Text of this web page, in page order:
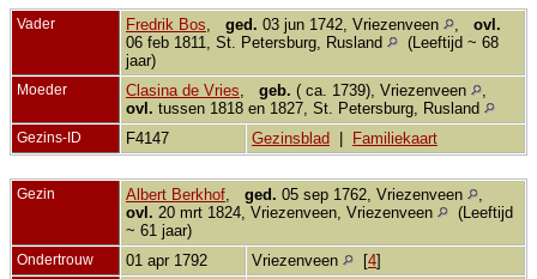
Vader Fredrik Bos ged. 03 jun 1742, Vriezenveen
ovl.
06 feb 1811, St. Petersburg, Rusland
(Leeftijd ~ 68
jaar)
Moeder Clasina de Vries geb. ( ca. 1739), Vriezenveen
ovl. tussen 1818 en 1827, St. Petersburg, Rusland
Gezins-ID F4147 Gezinsblad Familiekaart
Gezin Albert Berkhof ged. 05 sep 1762, Vriezenveen
ovl. 20 mrt 1824, Vriezenveen, Vriezenveen
(Leeftijd
~ 61 jaar)
Ondertrouw 01 apr 1792 Vriezenveen [4]